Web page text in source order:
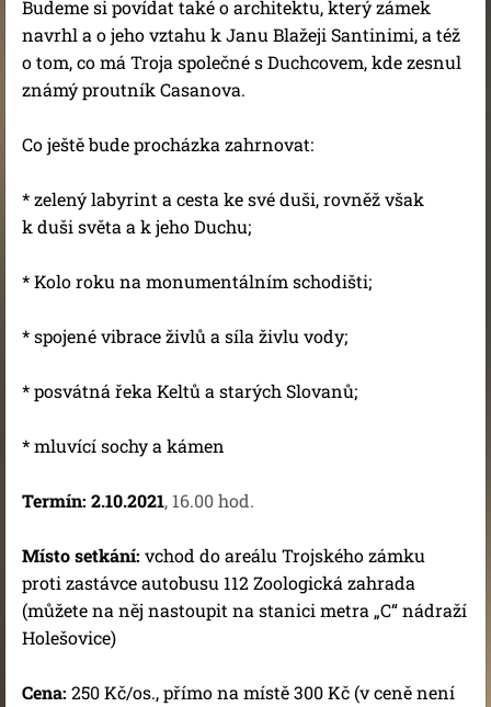
Budeme si povídat také o architektu, který zámek
navrhl a o jeho vztahu k Janu Blažeji Santinimi, a též
o tom, co má Troja společné s Duchcovem, kde zesnul
známý proutník Casanova.
Co ještě bude procházka zahrnovat:
* zelený labyrint a cesta ke své duši, rovněž však
k duši světa a k jeho Duchu;
* Kolo roku na monumentálním schodišti;
* spojené vibrace živlů a síla živlu vody;
* posvátná řeka Keltů a starých Slovanů;
* mluvící sochy a kámen
Termín: 2.10.2021, 16.00 hod.
Místo setkání: vchod do areálu Trojského zámku
protizastávce autobusu 112 Zoologická zahrada
(můžete na něj nastoupit na stanici metra „C“ nádraží
Holešovice)
Cena: 250 Kč/os., přímo na místě 300 Kč (v ceně není